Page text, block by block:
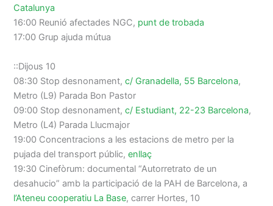
Catalunya
16:00 Reunió afectades NGC, punt de trobada
17:00 Grup ajuda mútua
::Dijous 10
08:30 Stop desnonament, c/ Granadella, 55 Barcelona,
Metro (L9) Parada Bon Pastor
09:00 Stop desnonament,c/ Estudiant, 22-23 Barcelona,
Metro (L4) Parada Llucmajor
19:00 Concentracions a les estacions de metro per la
pujada del transport públic,enllaç
19:30 Cinefòrum: documental “Autorretrato de un
desahucio” amb la participació de la PAH de Barcelona, a
l’Ateneu cooperatiu La Base, carrer Hortes, 10